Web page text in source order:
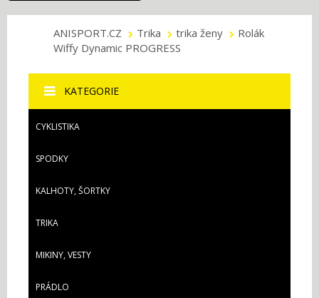
ANISPORT.CZ Trika trika ženy
Rolák
Wiffy Dynamic PROGRESS
KATEGORIE
CYKLISTIKA
SPODKY
KALHOTY, ŠORTKY
TRIKA
MIKINY, VESTY
PRÁDLO